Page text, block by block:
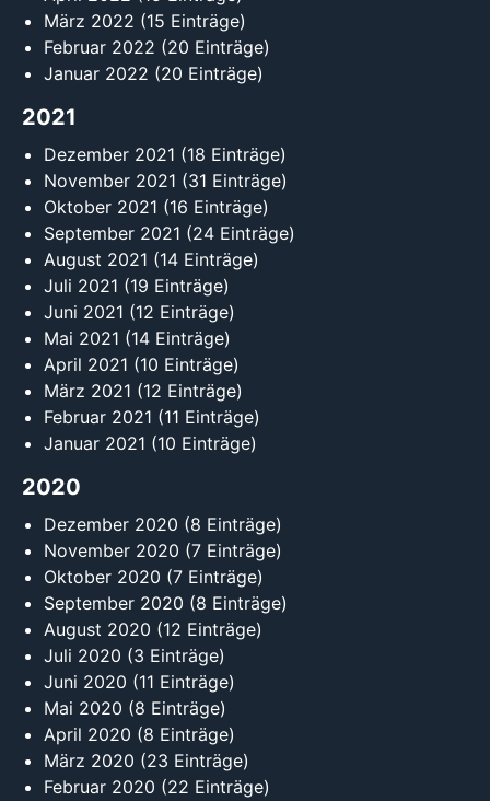
März 2022 (15 Einträge)
Februar 2022 (20 Einträge)
Januar 2022 (20 Einträge)
2021
Dezember 2021 (18 Einträge)
November 2021 (31 Einträge)
Oktober 2021 (16 Einträge)
September 2021 (24 Einträge)
August 2021 (14 Einträge)
Juli 2021 (19 Einträge)
Juni 2021 (12 Einträge)
Mai 2021 (14 Einträge)
April 2021 (10 Einträge)
März 2021 (12 Einträge)
Februar 2021 (11 Einträge)
Januar 2021 (10 Einträge)
2020
Dezember 2020 (8 Einträge)
November 2020 (7 Einträge)
Oktober 2020 (7 Einträge)
September 2020 (8 Einträge)
August 2020 (12 Einträge)
Juli 2020 (3 Einträge)
Juni 2020 (11 Einträge)
Mai 2020 (8 Einträge)
April 2020 (8 Einträge)
März 2020 (23 Einträge)
Februar 2020 (22 Einträge)